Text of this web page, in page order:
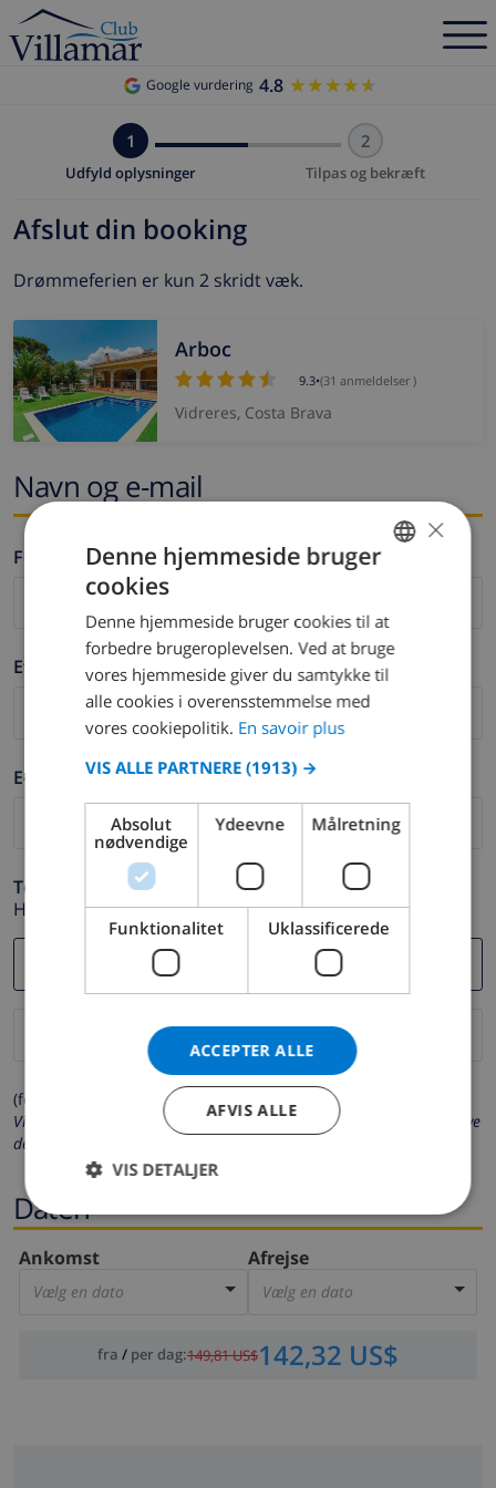
Google vurdering 4.8 ★★★★★
★★★★★
1
Udfyld oplysninger
2
Tilpas og bekræft
Afslut din booking
Drømmeferien er kun 2 skridt væk.
Arboc
9.3•(31 anmeldelser )
Vidreres, Costa Brava
Navn og e-mail
Fornavn *
Efternavn *
E-mail *
Telefon *
Hvis din e-mail adresse ikke fungerer korrekt.
(felter markeret med * er obligatoriske)
Vi beskytter dit privatliv. Dine personlige oplysninger vil aldrig blive
delt med andre.
Daten
Ankomst
Vælg en dato
Afrejse
Vælg en dato
fra / per dag:149,81 US$142,32 US$
DUTCH
SPANISH
GERMAN
ITALIAN
NORWEGIAN
×
Denne hjemmeside bruger
cookies
Denne hjemmeside bruger cookies til at
forbedre brugeroplevelsen. Ved at bruge
vores hjemmeside giver du samtykke til
alle cookies i overensstemmelse med
vores cookiepolitik. En savoir plus
VIS ALLE PARTNERE (1913) →
Absolut
nødvendige
Ydeevne Målretning
Funktionalitet Uklassificerede
ACCEPTER ALLE
AFVIS ALLE
VIS DETALJER